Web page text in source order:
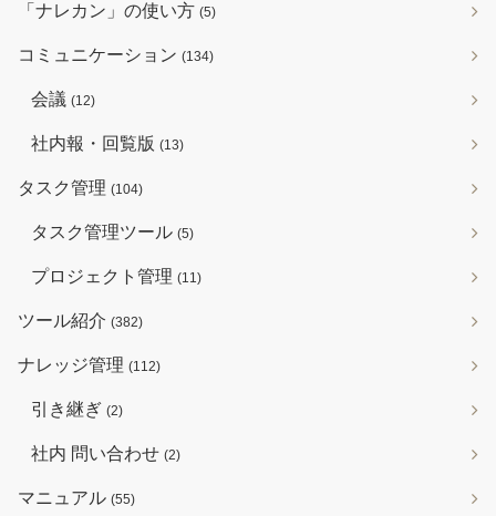
「ナレカン」の使い方 (5)
コミュニケーション (134)
会議 (12)
社内報・回覧版 (13)
タスク管理 (104)
タスク管理ツール (5)
プロジェクト管理 (11)
ツール紹介 (382)
ナレッジ管理 (112)
引き継ぎ (2)
社内 問い合わせ (2)
マニュアル (55)